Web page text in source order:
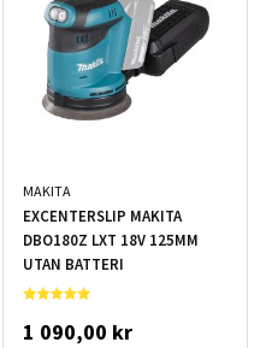
MAKITA
EXCENTERSLIP MAKITA
DBO180Z LXT 18V 125MM
UTAN BATTERI
1 090,00 kr